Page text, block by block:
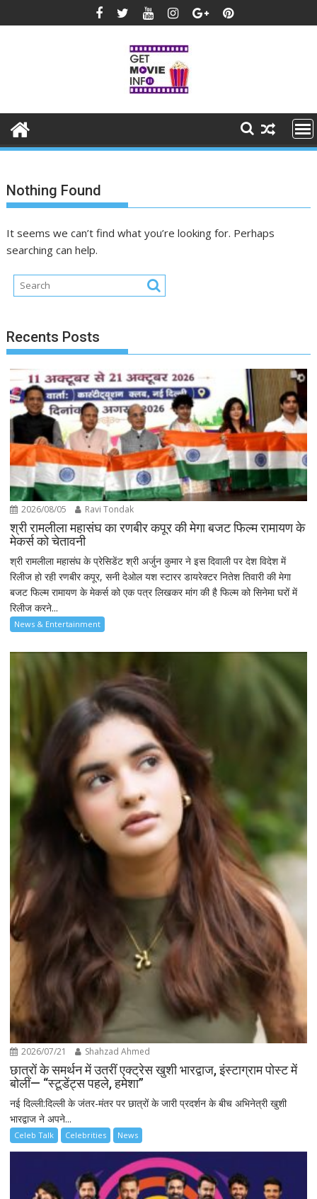
to
Nothing Found
It seems we can’t find what you’re looking for. Perhaps
searching can help.
Recents Posts
2026/08/05 Ravi Tondak
श्री रामलीला महासंघ का रणबीर कपूर की मेगा बजट फिल्म रामायण के
मेकर्स को चेतावनी
श्री रामलीला महासंघ के प्रेसिडेंट श्री अर्जुन कुमार ने इस दिवाली पर देश विदेश में
रिलीज हो रही रणबीर कपूर, सनी देओल यश स्टारर डायरेक्टर नितेश तिवारी की मेगा
बजट फिल्म रामायण के मेकर्स को एक पत्र लिखकर मांग की है फिल्म को सिनेमा घरों में
रिलीज करने...
News & Entertainment
2026/07/21 Shahzad Ahmed
छात्रों के समर्थन में उतरीं एक्ट्रेस खुशी भारद्वाज, इंस्टाग्राम पोस्ट में
बोलीं— “स्टूडेंट्स पहले, हमेशा”
नई दिल्ली:दिल्ली के जंतर-मंतर पर छात्रों के जारी प्रदर्शन के बीच अभिनेत्री खुशी
भारद्वाज ने अपने...
Celeb Talk Celebrities News